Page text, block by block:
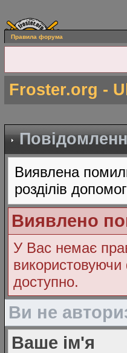
Правила форума
Froster.org -
Виявлена
розділів
Виявлено
У Вас немає
доступно.
Ви не
Ваше ім'я